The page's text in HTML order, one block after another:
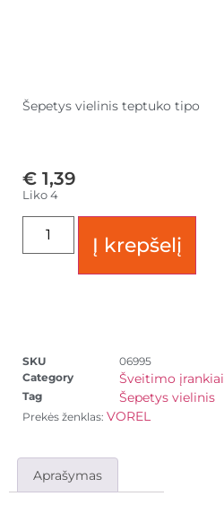
Šepetys vielinis teptuko tipo
€ 1,39
Liko 4
Į krepšelį
SKU
06995
Category
Šveitimo įrankiai
Tag Šepetys vielinis
Prekės ženklas: VOREL
Aprašymas